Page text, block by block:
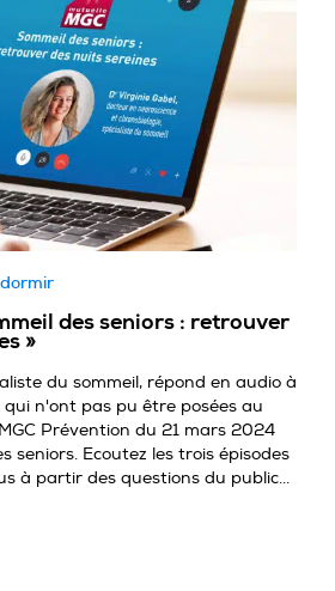
des seniors : retrouver
»
du sommeil, répond en audio à
n'ont pas pu être posées au
Prévention du 21 mars 2024
seniors. Ecoutez les trois épisodes
à partir des questions du public...